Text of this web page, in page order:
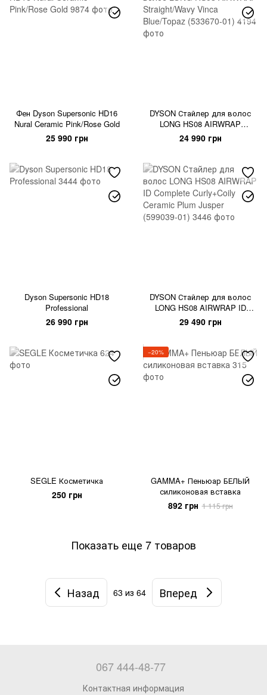
Фен Dyson Supersonic HD16
Nural Ceramic Pink/Rose Gold
25 990 грн
DYSON Стайлер для волос
LONG HS08 AIRWRAP
Straight/Wavy Vinca Blue/Topaz
(533670-01)
24 990 грн
Dyson Supersonic HD18
Professional
26 990 грн
DYSON Стайлер для волос
LONG HS08 AIRWRAP ID
Complete Curly+Coily Ceramic
Plum Jusper (599039-01)
29 490 грн
SEGLE Косметичка
250 грн
−20%
GAMMA+ Пеньюар БЕЛЫЙ
силиконовая вставка
892 грн 1 115 грн
Показать еще 7 товаров
Назад 63 из 64 Вперед
067 444-48-77
Контактная информация